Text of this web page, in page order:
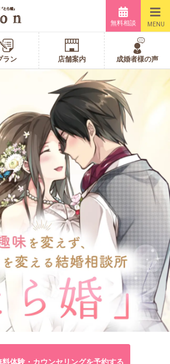
無料相談 MENU
ラン 店舗案内 成婚者様の声
料体験・カウンセリングを予約する